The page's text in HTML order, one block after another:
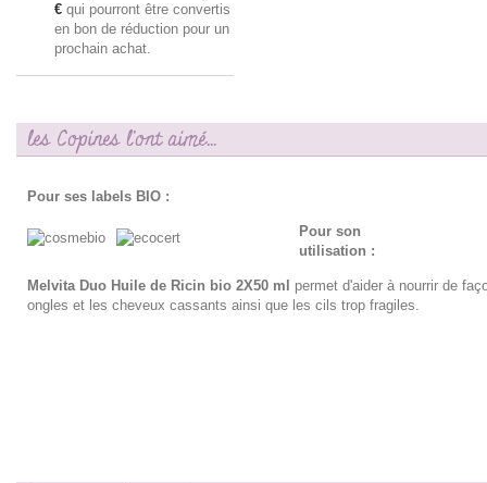
€ qui pourront être convertis
en bon de réduction pour un
prochain achat.
les Copines l'ont aimé...
Pour ses labels BIO :
Pour son
utilisation :
Melvita Duo Huile de Ricin bio 2X50 ml
permet d'aider à nourrir de
ongles et les cheveux cassants ainsi que les cils trop fragiles.